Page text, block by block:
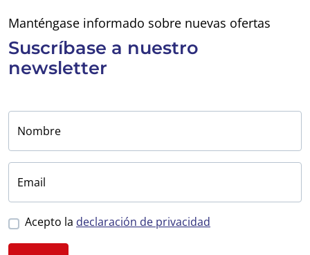
Manténgase informado sobre nuevas ofertas
Suscríbase a nuestro
newsletter
Nombre
Email
Acepto la declaración de privacidad